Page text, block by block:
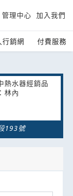
管理中心 加入我們
行銷網 付費服務
熱水器經銷品
林內
193號